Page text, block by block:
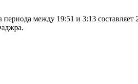
между 19:51 и 3:13 составляет